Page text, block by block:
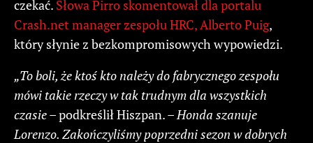
czekać. Słowa Pirro skomentował dla portalu
Crash.net manager zespołu HRC, Alberto Puig,
który słynie z bezkompromisowych wypowiedzi.
„To boli, że ktoś kto należy do fabrycznego zespołu
mówi takie rzeczy w tak trudnym dla wszystkich
czasie– podkreślił Hiszpan. – Honda szanuje
Lorenzo. Zakończyliśmy poprzedni sezon w dobrych